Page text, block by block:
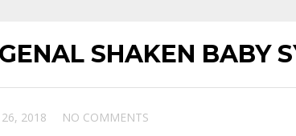
SHAKEN BABY
26, 2018 NO COMMENTS